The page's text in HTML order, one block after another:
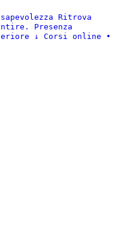
Ritrova
Presenza
↓ Corsi online •